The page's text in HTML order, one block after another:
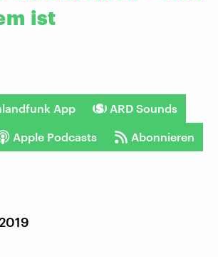
ist
App ARD Sounds
Apple Podcasts Abonnieren